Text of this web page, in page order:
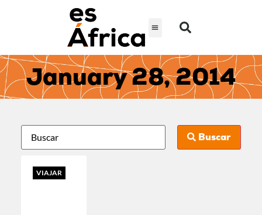
January 28, 2014
Buscar
VIAJAR